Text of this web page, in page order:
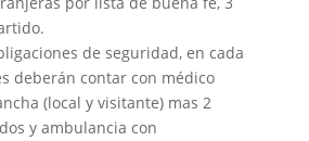
de seguridad, en cada
deberán contar con médico
(local y visitante) mas 2
y ambulancia con